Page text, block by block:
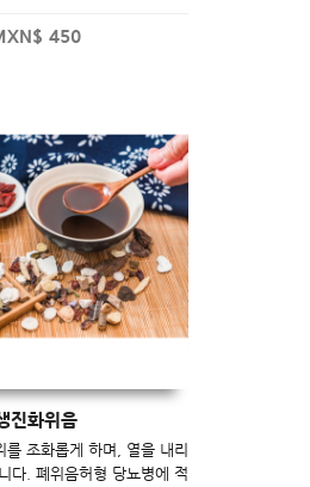
450
진화위음
를 조화롭게 하며, 열을 내리
다. 폐위음허형 당뇨병에 적